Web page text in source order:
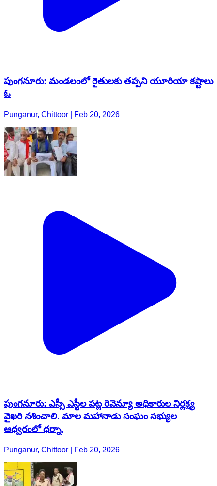
పుంగనూరు: మండలంలో రైతులకు తప్పని యూరియా కష్టాలు
ఓ
Punganur, Chittoor | Feb 20, 2026
పుంగనూరు: ఎస్సీ ఎస్టీల పట్ల రెవెన్యూ అధికారుల నిర్లక్ష్య
వైఖరి నశించాలి. మాల మహానాడు సంఘం సభ్యుల
ఆధ్వరంలో ధర్నా.
Punganur, Chittoor | Feb 20, 2026